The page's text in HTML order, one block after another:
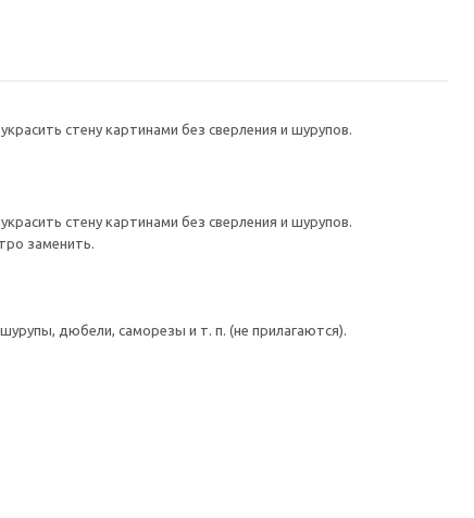
стену картинами без сверления и шурупов.
стену картинами без сверления и шурупов.
заменить.
дюбели, саморезы и т. п. (не прилагаются).